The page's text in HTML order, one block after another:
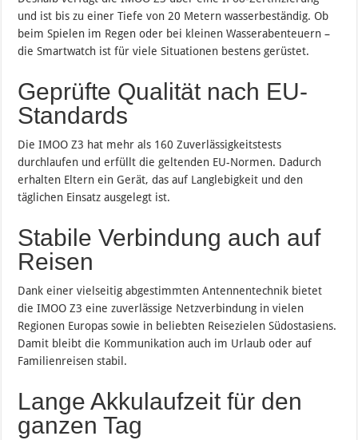
und ist bis zu einer Tiefe von 20 Metern wasserbeständig. Ob
beim Spielen im Regen oder bei kleinen Wasserabenteuern –
die Smartwatch ist für viele Situationen bestens gerüstet.
Geprüfte Qualität nach EU-
Standards
Die IMOO Z3 hat mehr als 160 Zuverlässigkeitstests
durchlaufen und erfüllt die geltenden EU-Normen. Dadurch
erhalten Eltern ein Gerät, das auf Langlebigkeit und den
täglichen Einsatz ausgelegt ist.
Stabile Verbindung auch auf
Reisen
Dank einer vielseitig abgestimmten Antennentechnik bietet
die IMOO Z3 eine zuverlässige Netzverbindung in vielen
Regionen Europas sowie in beliebten Reisezielen Südostasiens.
Damit bleibt die Kommunikation auch im Urlaub oder auf
Familienreisen stabil.
Lange Akkulaufzeit für den
ganzen Tag